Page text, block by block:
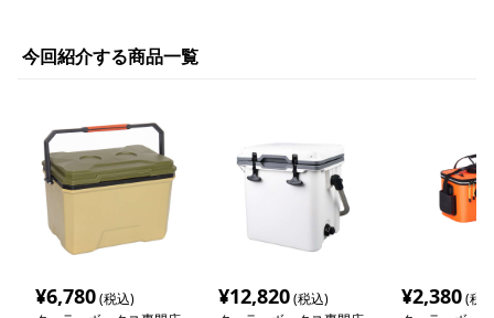
今回紹介する商品一覧
¥6,780(税込)
¥12,820(税込)
¥2,380(税